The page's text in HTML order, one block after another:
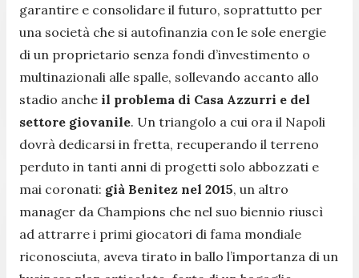
garantire e consolidare il futuro, soprattutto per
una società che si autofinanzia con le sole energie
di un proprietario senza fondi d’investimento o
multinazionali alle spalle, sollevando accanto allo
stadio anche il problema di Casa Azzurri e del
settore giovanile. Un triangolo a cui ora il Napoli
dovrà dedicarsi in fretta, recuperando il terreno
perduto in tanti anni di progetti solo abbozzati e
mai coronati: già Benitez nel 2015, un altro
manager da Champions che nel suo biennio riuscì
ad attrarre i primi giocatori di fama mondiale
riconosciuta, aveva tirato in ballo l’importanza di un